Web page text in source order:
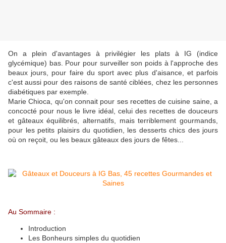
On a plein d'avantages à privilégier les plats à IG (indice
glycémique) bas. Pour pour surveiller son poids à l'approche des
beaux jours, pour faire du sport avec plus d'aisance, et parfois
c'est aussi pour des raisons de santé ciblées, chez les personnes
diabétiques par exemple.
Marie Chioca, qu'on connait pour ses recettes de cuisine saine, a
concocté pour nous le livre idéal, celui des recettes de douceurs
et gâteaux équilibrés, alternatifs, mais terriblement gourmands,
pour les petits plaisirs du quotidien, les desserts chics des jours
où on reçoit, ou les beaux gâteaux des jours de fêtes...
Au Sommaire :
Introduction
Les Bonheurs simples du quotidien